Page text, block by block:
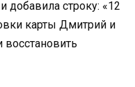
добавила строку: «12
карты Дмитрий и